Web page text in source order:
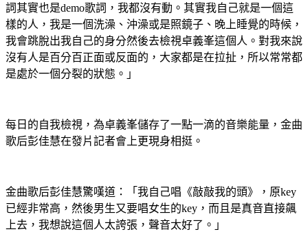
詞其實也是demo歌詞，我都沒有動。其實我自己就是一個這
樣的人，我是一個洗澡、沖澡或是照鏡子、晚上睡覺的時候，
我會跳脫出我自己的身分然後去檢視卓義峯這個人。對我來說
沒有人是百分百正面或反面的，大家都是在拉扯，所以常常都
是處於一個分裂的狀態。」
每日的自我檢視，為卓義峯儲存了一點一滴的音樂能量，金曲
歌后彭佳慧在發片記者會上更現身相挺。
金曲歌后彭佳慧驚嘆道：「我自己唱《敲敲我的頭》，原key
已經非常高，然後男生又要唱女生的key，而且是真音直接飆
上去，我想說這個人太誇張，聲音太好了。」